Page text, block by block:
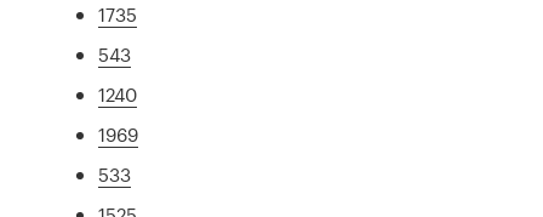
1735
543
1240
1969
533